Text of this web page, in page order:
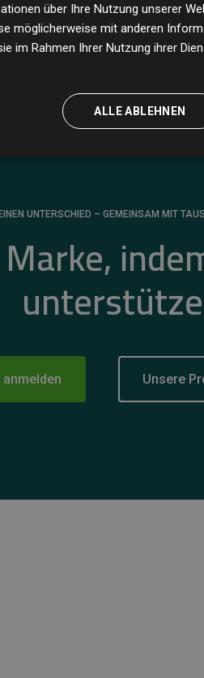
Nachweis für die messbare
UNTERSCHIED – GEMEINSAM MIT
anmelden Unsere
über Ihre Nutzung unserer
möglicherweise mit anderen
im Rahmen Ihrer Nutzung ihrer
ALLE ABLEHNEN